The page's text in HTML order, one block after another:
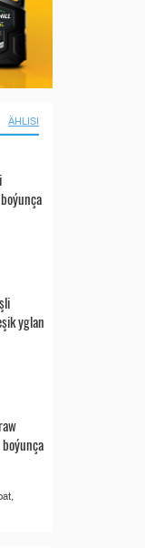
ÄHLISI
yglan